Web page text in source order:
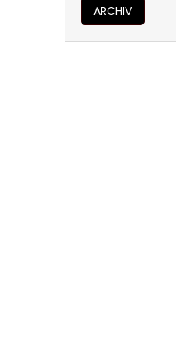
ARCHIV